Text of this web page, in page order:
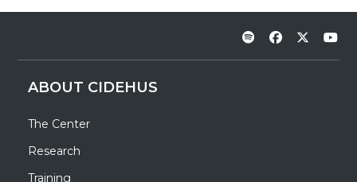
ABOUT CIDEHUS
The Center
Research
Training